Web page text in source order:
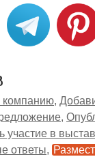
компанию
участие в
ответы